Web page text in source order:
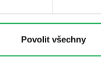
Povolit všechny